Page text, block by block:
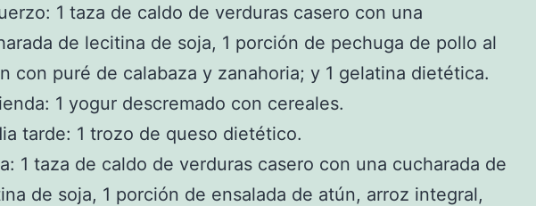
1 taza de caldo de verduras casero con una
de lecitina de soja, 1 porción de pechuga de pollo al
con puré de calabaza y zanahoria; y 1 gelatina dietética.
1 yogur descremado con cereales.
tarde: 1 trozo de queso dietético.
1 taza de caldo de verduras casero con una cucharada de
de soja, 1 porción de ensalada de atún, arroz integral,